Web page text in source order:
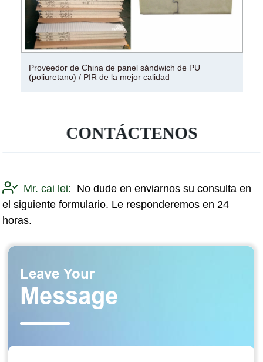
Proveedor de China de panel sándwich de PU
(poliuretano) / PIR de la mejor calidad
CONTÁCTENOS
Mr. cai lei: No dude en enviarnos su consulta en
el siguiente formulario. Le responderemos en 24
horas.